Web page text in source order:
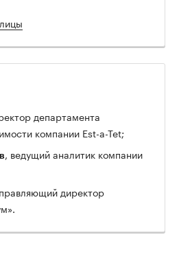
департамента
компании Est-a-Tet;
, ведущий аналитик компании
директор